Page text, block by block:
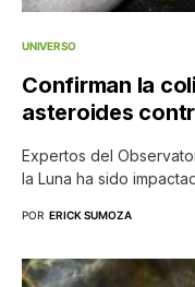
UNIVERSO
Confirman la
asteroides
Expertos del
la Luna ha sido
POR ERICK SUMOZA